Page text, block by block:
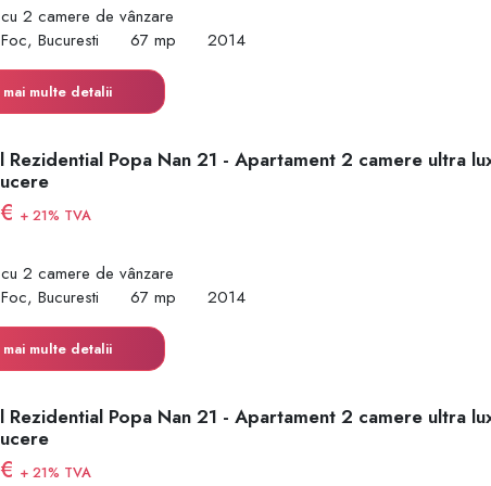
2 camere de vânzare
Bucuresti
67 mp 2014
mai multe detalii
Rezidential Popa Nan 21 - Apartament 2 camere ultra
+ 21% TVA
2 camere de vânzare
Bucuresti
67 mp 2014
mai multe detalii
Rezidential Popa Nan 21 - Apartament 2 camere ultra
+ 21% TVA